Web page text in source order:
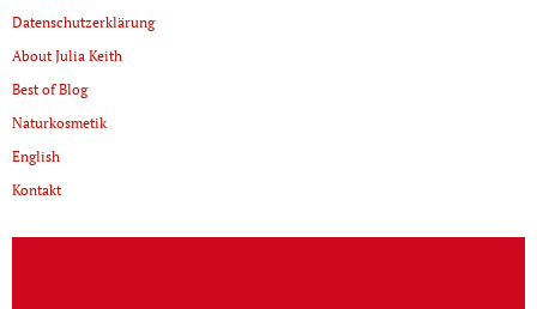
Datenschutzerklärung
About Julia Keith
Best of Blog
Naturkosmetik
English
Kontakt